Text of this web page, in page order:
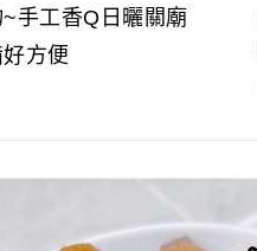
手工香Q日曬關廟
方便